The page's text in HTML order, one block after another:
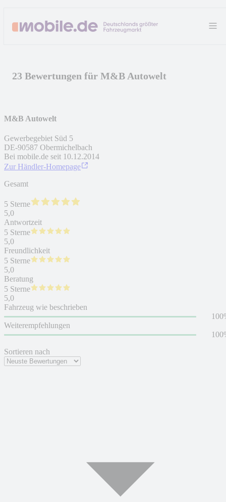
23 Bewertungen für M&B Autowelt
Sortieren nach
M&B Autowelt
Gewerbegebiet Süd 5
DE-90587 Obermichelbach
Bei mobile.de seit 10.12.2014
Zur Händler-Homepage
Gesamt
5 Sterne
5,0
Antwortzeit
5 Sterne
5,0
Freundlichkeit
5 Sterne
5,0
Beratung
5 Sterne
5,0
Fahrzeug wie beschrieben
Weiterempfehlungen